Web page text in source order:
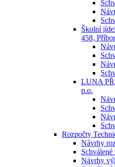
Školní
458, Příbor
LUNA
p.o.
Rozpočty
Návrhy
Návrhy